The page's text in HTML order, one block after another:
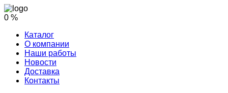
0 %
Каталог
О компании
Наши работы
Новости
Доставка
Контакты